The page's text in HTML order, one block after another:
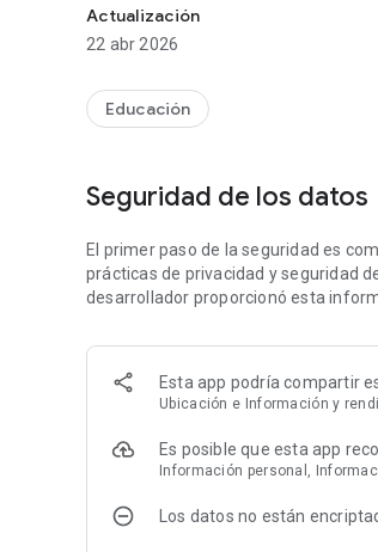
¿Qué encontrarás en Audiara?
🎧 AUDIO-CLASES PRÁCTICAS: No
Cada clase incluye tareas para que
🧠 APRENDIZAJE ACTIVO: Mide tu
descargar y guardar para siempre.
ascender y cualquiera con hambre
🚀 Comienza tu transformación hoy
Descarga la app y activa tu prueba
Se requiere suscripción paga
Deja de sentirte estancado.
Actualización
22 abr 2026
Educación
Seguridad de los datos
El primer paso de la seguridad es
prácticas de privacidad y seguridad
desarrollador proporcionó esta
Esta app podría compartir
Ubicación e Información y
Es posible que esta app
Información personal,
Los datos no están